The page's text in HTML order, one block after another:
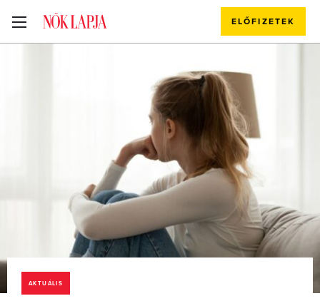
ELŐFIZETEK
AKTUÁLIS